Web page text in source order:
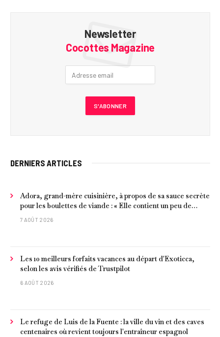
Newsletter
Cocottes Magazine
DERNIERS ARTICLES
Adora, grand-mère cuisinière, à propos de sa sauce secrète
pour les boulettes de viande : « Elle contient un peu de
curcuma, du poivre, une poignée d'amandes et des tomates
7 AOÛT 2026
Les 10 meilleurs forfaits vacances au départ d'Exoticca,
selon les avis vérifiés de Trustpilot
6 AOÛT 2026
Le refuge de Luis de la Fuente : la ville du vin et des caves
centenaires où revient toujours l'entraîneur espagnol